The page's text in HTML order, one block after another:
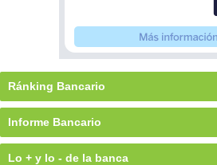
Ránking Bancario
Informe Bancario
Lo + y lo - de la banca